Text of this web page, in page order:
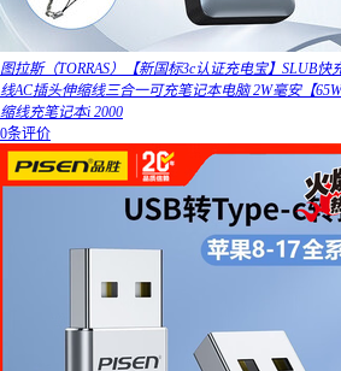
图拉斯（TORRAS）【新国标3c认证充电宝】SLUB快
线AC插头伸缩线三合一可充笔记本电脑 2W毫安【
缩线充笔记本i 2000
0条评价